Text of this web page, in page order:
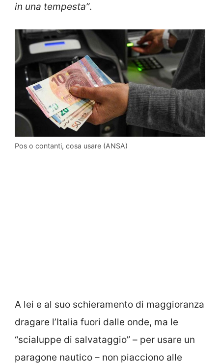
in una tempesta”.
Pos o contanti, cosa usare (ANSA)
A lei e al suo schieramento di maggioranza
dragare l’Italia fuori dalle onde, ma le
“scialuppe di salvataggio” – per usare un
paragone nautico – non piacciono alle